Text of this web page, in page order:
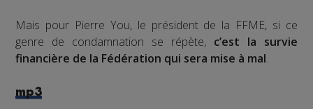
Mais pour Pierre You, le président de la FFME, si ce
genre de condamnation se répète, c’est la survie
financière de la Fédération qui sera mise à mal.
mp3